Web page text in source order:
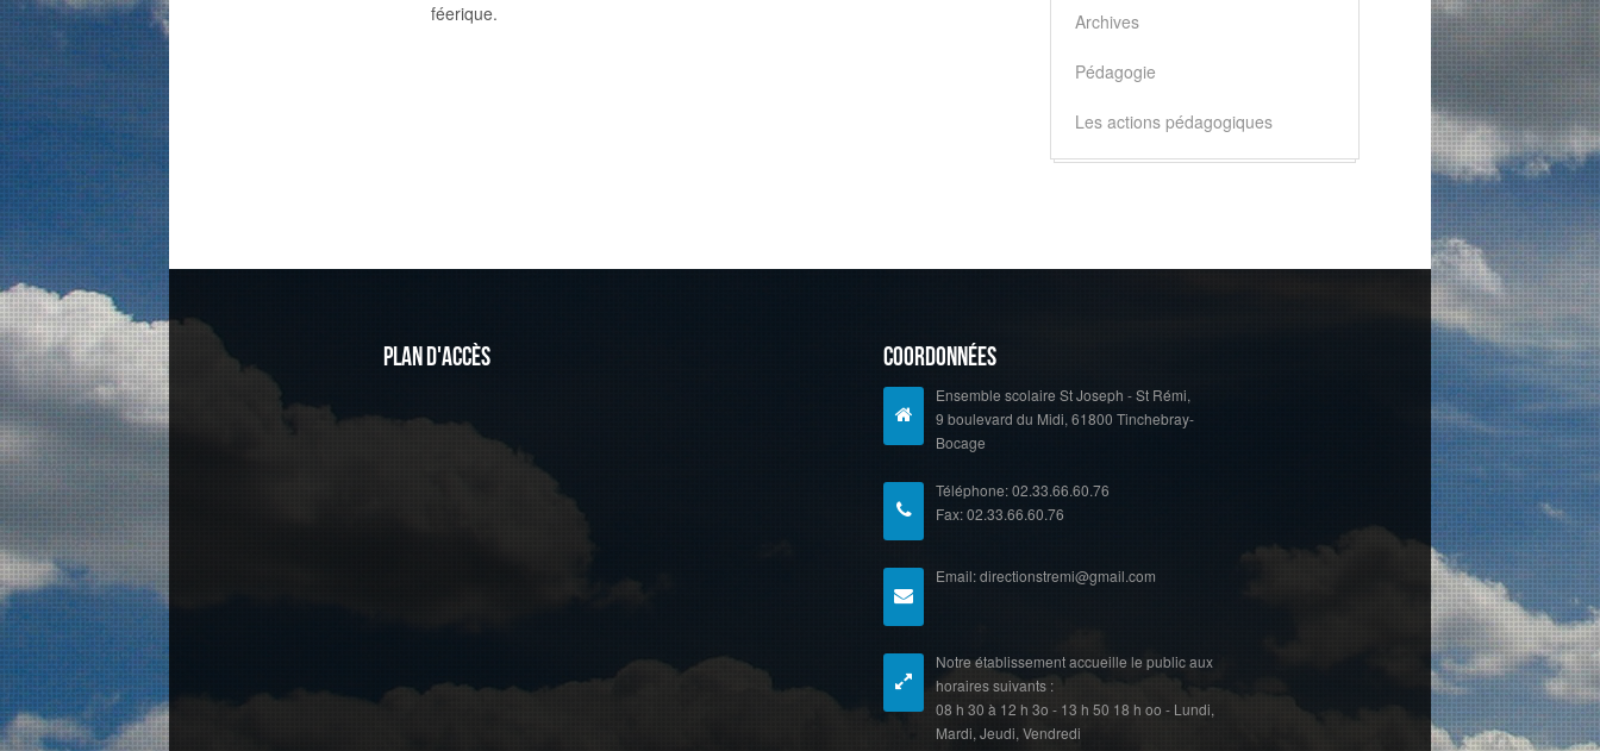
féerique.
Archives
Pédagogie
Les actions pédagogiques
Plan d'accès Coordonnées
Ensemble scolaire St Joseph - St Rémi,
9 boulevard du Midi, 61800 Tinchebray-
Bocage
Téléphone: 02.33.66.60.76
Fax: 02.33.66.60.76
Email: directionstremi@gmail.com
Notre établissement accueille le public aux
horaires suivants :
08 h 30 à 12 h 3o - 13 h 50 18 h oo - Lundi,
Mardi, Jeudi, Vendredi